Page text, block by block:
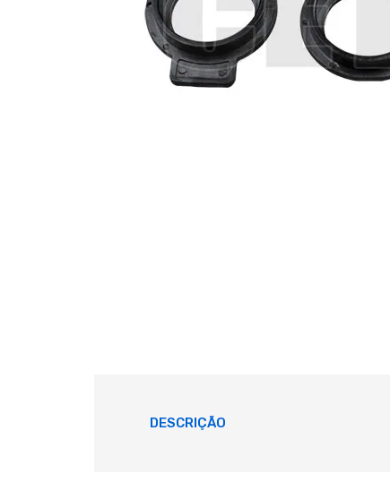
DESCRIÇÃO